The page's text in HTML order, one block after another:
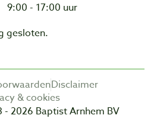
9:00 - 17:00 uur
gesloten.
Disclaimer
& cookies
2026 Baptist Arnhem BV